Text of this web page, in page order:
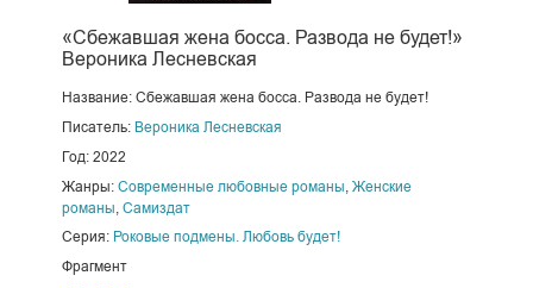
«Сбежавшая жена босса. Развода не будет!»
Вероника Лесневская
Название: Сбежавшая жена босса. Развода не будет!
Писатель: Вероника Лесневская
Год: 2022
Жанры: Современные любовные романы Женские
романы Самиздат
Серия: Роковые подмены. Любовь будет!
Фрагмент